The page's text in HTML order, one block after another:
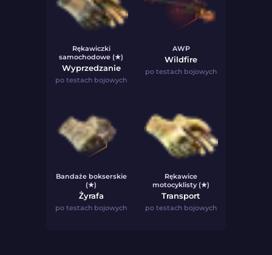
Rękawiczki
samochodowe (★)
Wyprzedzanie
po testach bojowych
AWP
Wildfire
po testach bojowych
Bandaże bokserskie
(★)
Żyrafa
po testach bojowych
Rękawice
motocyklisty (★)
Transport
po testach bojowych